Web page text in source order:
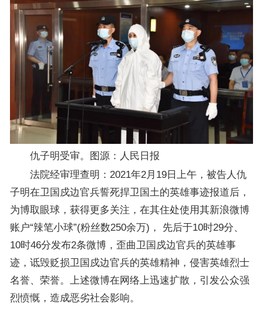
仇子明受审。图源：人民日报
法院经审理查明：2021年2月19日上午，被告人仇
子明在卫国戍边官兵誓死捍卫国土的英雄事迹报道后，
为博取眼球，获得更多关注，在其住处使用其新浪微博
账户“辣笔小球”(粉丝数250余万)， 先后于10时29分、
10时46分发布2条微博，歪曲卫国戍边官兵的英雄事
迹，诋毁贬损卫国戍边官兵的英雄精神，侵害英雄烈士
名誉、荣誉。上述微博在网络上迅速扩散，引发公众强
烈愤慨，造成恶劣社会影响。